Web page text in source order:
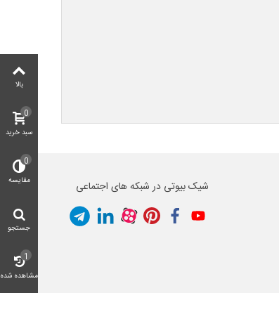
شیک بیوتی در شبکه های اجتماعی
بالا
سبد خرید
0
مقایسه
0
جستجو
مشاهده شده
1